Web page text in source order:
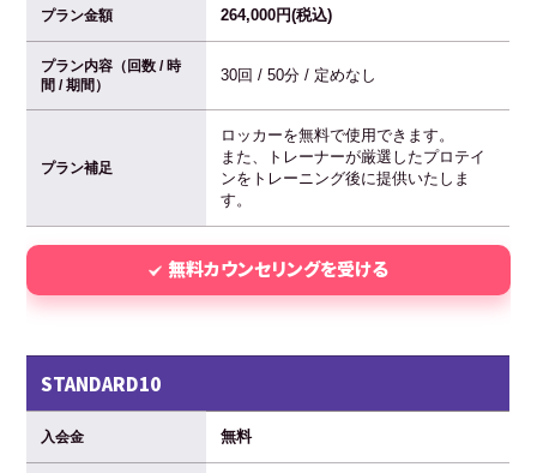
プラン金額 264,000円(税込)
プラン内容（回数 / 時
間 / 期間）
30回 / 50分 / 定めなし
プラン補足
ロッカーを無料で使用できます。
また、トレーナーが厳選したプロテイ
ンをトレーニング後に提供いたしま
す。
無料カウンセリングを受ける
STANDARD10
入会金 無料